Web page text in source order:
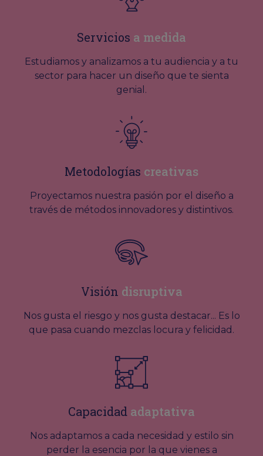
Servicios a medida
Estudiamos y analizamos a tu audiencia y a tu
sector para hacer un diseño que te sienta
genial.
Metodologías creativas
Proyectamos nuestra pasión por el diseño a
través de métodos innovadores y distintivos.
Visión disruptiva
Nos gusta el riesgo y nos gusta destacar... Es lo
que pasa cuando mezclas locura y felicidad.
Capacidad adaptativa
Nos adaptamos a cada necesidad y estilo sin
perder la esencia por la que vienes a